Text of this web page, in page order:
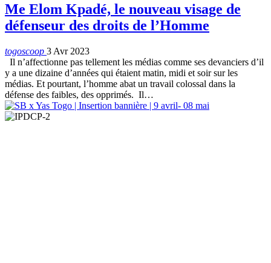
Me Elom Kpadé, le nouveau visage de
défenseur des droits de l’Homme
togoscoop 3 Avr 2023
Il n’affectionne pas tellement les médias comme ses devanciers d’il
y a une dizaine d’années qui étaient matin, midi et soir sur les
médias. Et pourtant, l’homme abat un travail colossal dans la
défense des faibles, des opprimés. Il…